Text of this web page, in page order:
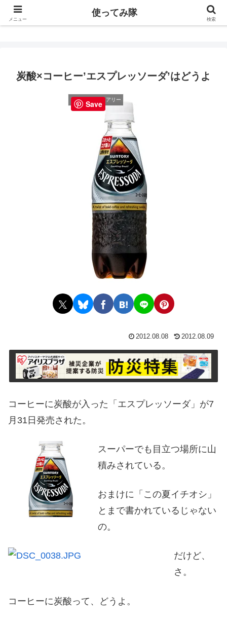
使ってみ隊
炭酸×コーヒー’エスプレッソーダ’はどうよ
こぼれ落ちダイアリー
2012.08.08 2012.08.09
コーヒーに炭酸が入った「エスプレッソーダ」が7
月31日発売された。
スーパーでも目立つ場所に山
積みされている。
おまけに「この夏イチオシ」
とまで書かれているじゃない
の。
だけど、
さ。
コーヒーに炭酸って、どうよ。
メニュー
使ってみ隊
検索
Save